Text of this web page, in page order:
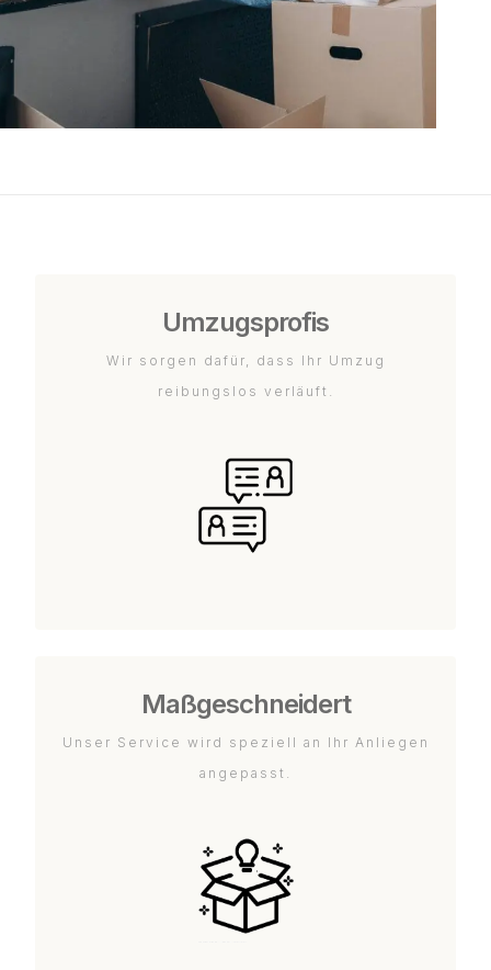
Umzugsprofis
Wir sorgen dafür, dass Ihr Umzug
reibungslos verläuft.
Maßgeschneidert
Unser Service wird speziell an Ihr Anliegen
angepasst.